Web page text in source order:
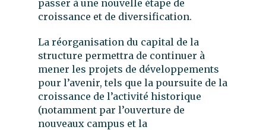
passer à une nouvelle étape de
croissance et de diversification.
La réorganisation du capital de la
structure permettra de continuer à
mener les projets de développements
pour l’avenir, tels que la poursuite de la
croissance de l’activité historique
(notamment par l’ouverture de
nouveaux campus et la